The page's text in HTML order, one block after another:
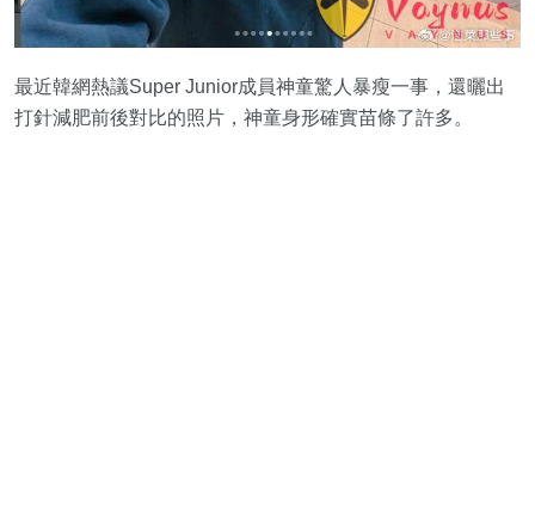
最近韓網熱議Super Junior成員神童驚人暴瘦一事，還曬出
打針減肥前後對比的照片，神童身形確實苗條了許多。